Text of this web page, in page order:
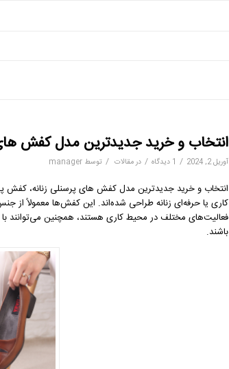
انتخاب و خرید جدیدترین مدل کفش های
آوریل 2, 2024 / 1 دیدگاه / درمقالات / توسط manager
انتخاب و خرید جدیدترین مدل کفش های پرسنلی زنانه، کفش
کاری یا حرفه‌ای زنانه طراحی شده‌اند. این کفش‌ها معمولاً از
فعالیت‌های مختلف در محیط کاری هستند، همچنین می‌توانند
باشند.